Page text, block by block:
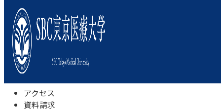
本学について
学びの特色
学部・学科
キャンパスライフ
入試情報
受験相談会
アクセス
資料請求